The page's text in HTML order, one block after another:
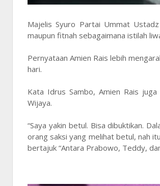
Majelis Syuro Partai Ummat
maupun fitnah sebagaimana istilah
Pernyataan Amien Rais lebih
hari.
Kata Idrus Sambo, Amien Rais
Wijaya.
“Saya yakin betul. Bisa dibuktikan.
orang saksi yang melihat betul, nah
bertajuk “Antara Prabowo, Teddy,